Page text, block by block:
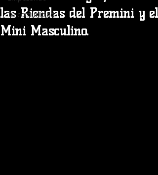
Tu comunidad
las Riendas del Premini y el
Mini Masculino.